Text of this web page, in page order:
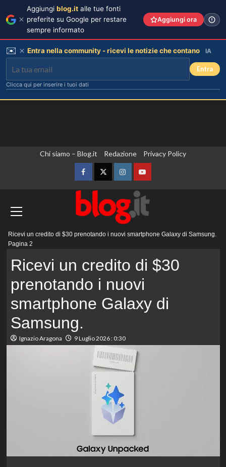
Chi siamo – Blog.it Redazione Privacy Policy
FacebookTwitterInstagramYouTube
principale
Ricevi un credito di $30 prenotando i nuovi smartphone Galaxy di Samsung.
Pagina 2
Ricevi un credito di $30
prenotando i nuovi
smartphone Galaxy di
Samsung.
Ignazio Aragona 9 Luglio 2026 : 0:30
Aggiungi blog.it alle tue fonti
preferite su Google per restare
sempre informato
Aggiungi ora
✉️ Entra nella community - ricevi le notizie che contano IA
Entra
Clicca qui per inserire i tuoi dati